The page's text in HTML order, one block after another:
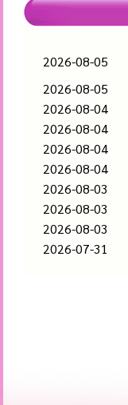
2026-08-05
2026-08-05
2026-08-04
2026-08-04
2026-08-04
2026-08-04
2026-08-03
2026-08-03
2026-08-03
2026-07-31